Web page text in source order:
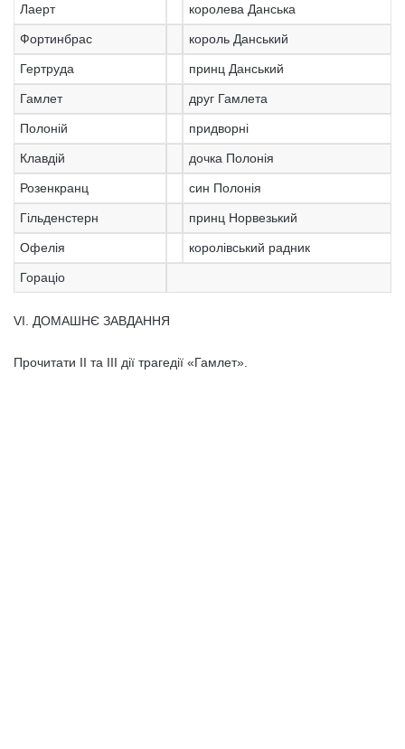
Лаерт королева Данська
Фортинбрас король Данський
Гертруда принц Данський
Гамлет друг Гамлета
Полоній придворні
Клавдій дочка Полонія
Розенкранц син Полонія
Гільденстерн принц Норвезький
Офелія королівський радник
Гораціо
VI. ДОМАШНЄ ЗАВДАННЯ
Прочитати II та III дії трагедії «Гамлет».